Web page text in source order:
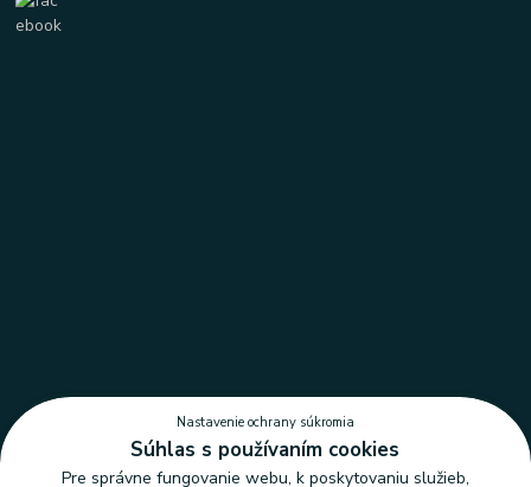
Nastavenie ochrany súkromia
Súhlas s používaním cookies
Pre správne fungovanie webu, k poskytovaniu služieb,